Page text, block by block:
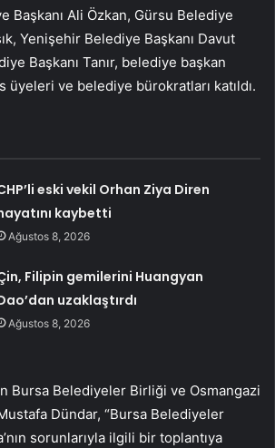
Başkanı Ali Özkan, Gürsu Belediye
Yenişehir Belediye Başkanı Davut
Başkanı Tanır, belediye başkan
üyeleri ve belediye bürokratları katıldı.
eski vekil Orhan Ziya Diren
kaybetti
Ağustos 8, 2026
Filipin gemilerini Huangyan
uzaklaştırdı
Ağustos 8, 2026
Bursa Belediyeler Birliği ve Osmangazi
Dündar, “Bursa Belediyeler
sorunlarıyla ilgili bir toplantıya